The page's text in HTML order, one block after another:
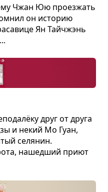
Чжан Юю про­ез­жать
он исто­рию
Ян Тайчжэнь
друг от друга
и некий Мо Гуан,
селя­нин.
нашед­ший приют